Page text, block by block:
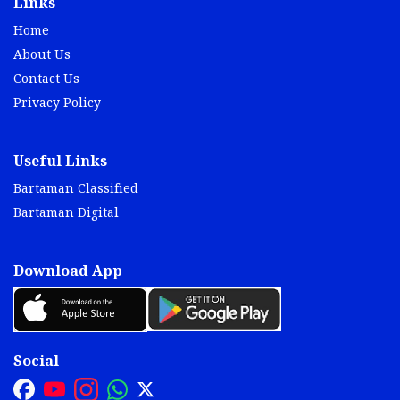
Home
About Us
Contact Us
Privacy Policy
Useful Links
Bartaman Classified
Bartaman Digital
Download App
Social